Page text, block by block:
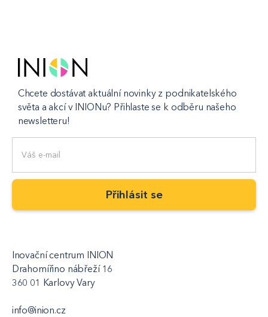
Chcete dostávat aktuální novinky z podnikatelského
světa a akcí v INIONu? Přihlaste se k odběru našeho
newsletteru!
Inovační centrum INION
Drahomířino nábřeží 16
360 01 Karlovy Vary
info@inion.cz